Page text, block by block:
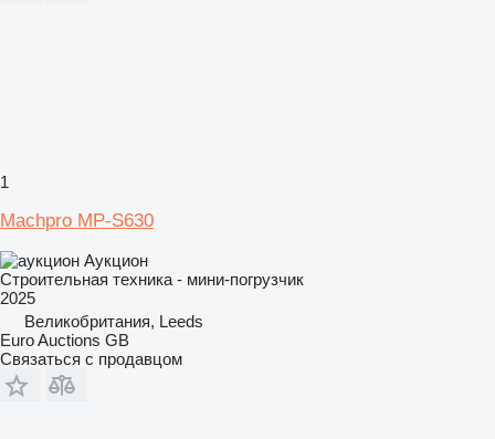
1
Machpro MP-S630
Аукцион
Строительная техника - мини-погрузчик
2025
Великобритания, Leeds
Euro Auctions GB
Связаться с продавцом